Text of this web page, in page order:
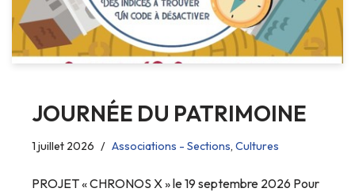
JOURNÉE DU PATRIMOINE
1 juillet 2026 Associations - Sections, Cultures
PROJET « CHRONOS X » le 19 septembre 2026 Pour